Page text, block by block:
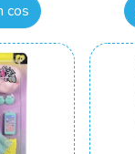
cos